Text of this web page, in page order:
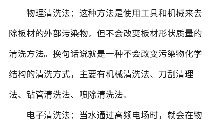
物理清洗法：这种方法是使用工具和机械来去
除板材的外部污染物，但不会改变板材形状质量的
清洗方法。换句话说就是一种不会改变污染物化学
结构的清洗方式，主要有机械清洗法、刀刮清理
法、钻管清洗法、喷除清洗法。
电子清洗法：当水通过高频电场时，就会在物